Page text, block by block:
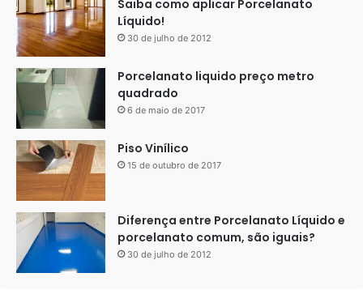
Saiba como aplicar Porcelanato
Líquido!
30 de julho de 2012
Porcelanato liquido preço metro
quadrado
6 de maio de 2017
Piso Vinílico
15 de outubro de 2017
Diferença entre Porcelanato Líquido e
porcelanato comum, são iguais?
30 de julho de 2012